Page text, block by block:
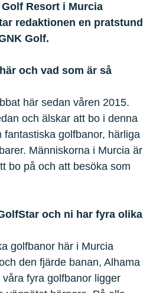
Resort i Murcia
redaktionen en pratstund
Golf.
och vad som är så
här sedan våren 2015.
och älskar att bo i denna
golfbanor, härliga
Människorna i Murcia är
bo på och att besöka som
och ni har fyra olika
golfbanor här i Murcia
den fjärde banan, Alhama
fyra golfbanor ligger